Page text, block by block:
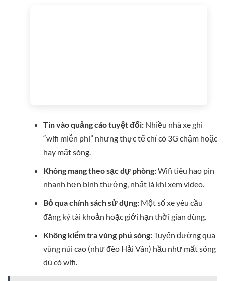
Tin vào quảng cáo tuyệt đối:Nhiều nhà xe ghi
“wifi miễn phí” nhưng thực tế chỉ có 3G chậm hoặc
hay mất sóng.
Không mang theo sạc dự phòng:Wifi tiêu hao pin
nhanh hơn bình thường, nhất là khi xem video.
Bỏ qua chính sách sử dụng:Một số xe yêu cầu
đăng ký tài khoản hoặc giới hạn thời gian dùng.
Không kiểm tra vùng phủ sóng:Tuyến đường qua
vùng núi cao (như đèo Hải Vân) hầu như mất sóng
dù có wifi.